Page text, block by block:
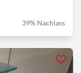
39% Nachlass